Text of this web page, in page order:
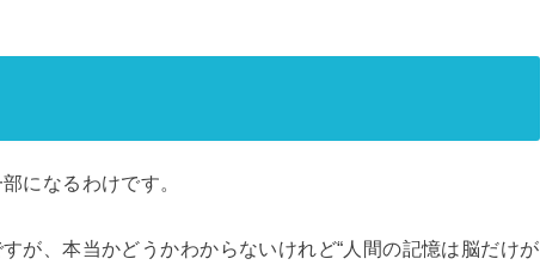
になるわけです。
が、本当かどうかわからないけれど“人間の記憶は脳だけが